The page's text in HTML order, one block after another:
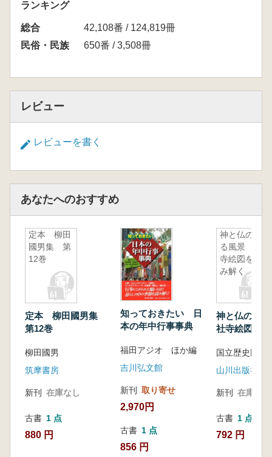
ランキング
総合
42,108番 / 124,819冊
民俗・民族
650番 / 3,508冊
レビュー
レビューを書く
あなたへのおすすめ
定本 柳田
國男集 第
12巻
定本 柳田國男集
第12巻
柳田國男
筑摩書房
新刊 在庫なし
古書 1 点
880 円
知っておきたい 日
本の年中行事事典
福田アジオ ほか編
吉川弘文館
新刊 取り寄せ
2,970円
古書 1 点
856 円
神と仏のい
る風景 社
寺絵図を読
み解く
神と仏のい
社寺絵図を
山川出版社
新刊 在庫なし
古書 1 点
792 円